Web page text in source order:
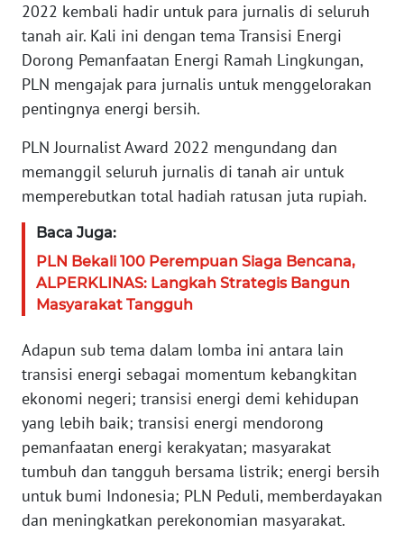
2022 kembali hadir untuk para jurnalis di seluruh
tanah air. Kali ini dengan tema Transisi Energi
Dorong Pemanfaatan Energi Ramah Lingkungan,
PLN mengajak para jurnalis untuk menggelorakan
pentingnya energi bersih.
PLN Journalist Award 2022 mengundang dan
memanggil seluruh jurnalis di tanah air untuk
memperebutkan total hadiah ratusan juta rupiah.
Baca Juga:
PLN Bekali 100 Perempuan Siaga Bencana,
ALPERKLINAS: Langkah Strategis Bangun
Masyarakat Tangguh
Adapun sub tema dalam lomba ini antara lain
transisi energi sebagai momentum kebangkitan
ekonomi negeri; transisi energi demi kehidupan
yang lebih baik; transisi energi mendorong
pemanfaatan energi kerakyatan; masyarakat
tumbuh dan tangguh bersama listrik; energi bersih
untuk bumi Indonesia; PLN Peduli, memberdayakan
dan meningkatkan perekonomian masyarakat.
REDAKSI
KARIR
Wahana
News
WN
SUMUT
JAKARTA
JABAR
WN
BANTEN
WN